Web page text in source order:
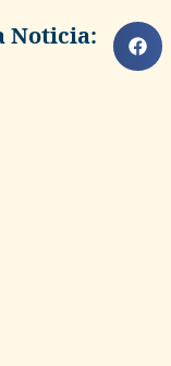
Noticia: